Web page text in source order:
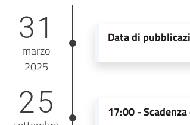
31
marzo
2025
Data di
25 17:00 -